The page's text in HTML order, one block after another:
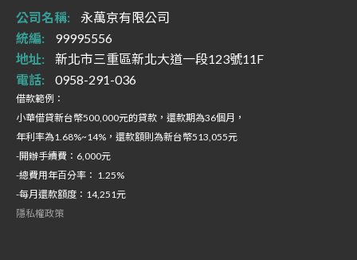
公司名稱:
永萬京有限公司
統編:
99995556
地址:
新北市三重區新北大道一段123號11F
電話:
0958-291-036
借款範例：
小華借貸新台幣500,000元的貸款，還款期為36個月，
年利率為1.68%~14%，還款額則為新台幣513,055元
-開辦手續費：6,000元
-總費用年百分率： 1.25%
-每月還款額度：14,251元
隱私權政策